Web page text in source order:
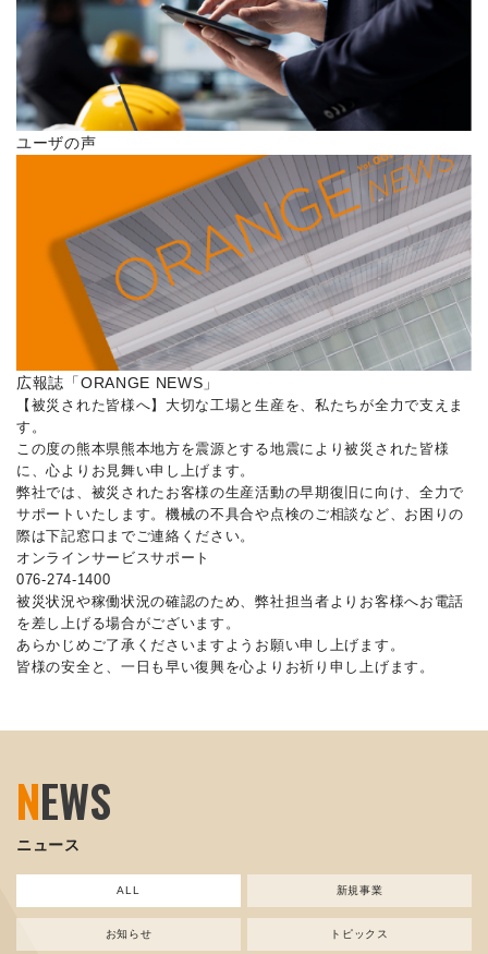
ユーザの声
広報誌「ORANGE NEWS」
【被災された皆様へ】大切な工場と生産を、私たちが全力で支えま
す。
この度の熊本県熊本地方を震源とする地震により被災された皆様
に、心よりお見舞い申し上げます。
弊社では、被災されたお客様の生産活動の早期復旧に向け、全力で
サポートいたします。機械の不具合や点検のご相談など、お困りの
際は下記窓口までご連絡ください。
オンラインサービスサポート
076-274-1400
被災状況や稼働状況の確認のため、弊社担当者よりお客様へお電話
を差し上げる場合がございます。
あらかじめご了承くださいますようお願い申し上げます。
皆様の安全と、一日も早い復興を心よりお祈り申し上げます。
NEWS
ニュース
ALL 新規事業
お知らせ トピックス